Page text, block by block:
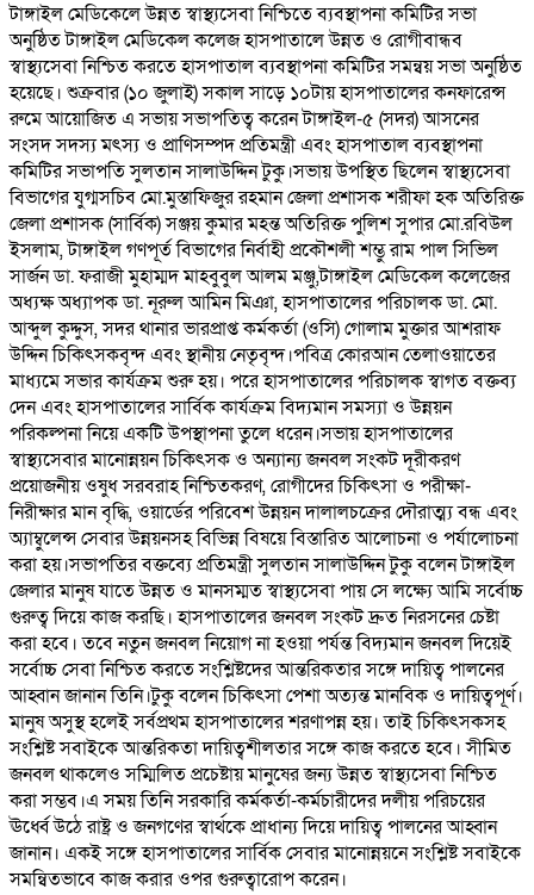
টাঙ্গাইল মেডিকেলে উন্নত স্বাস্থ্যসেবা নিশ্চিতে ব্যবস্থাপনা কমিটির সভা
অনুষ্ঠিত টাঙ্গাইল মেডিকেল কলেজ হাসপাতালে উন্নত ও রোগীবান্ধব
স্বাস্থ্যসেবা নিশ্চিত করতে হাসপাতাল ব্যবস্থাপনা কমিটির সমন্বয় সভা অনুষ্ঠিত
হয়েছে। শুক্রবার (১০ জুলাই) সকাল সাড়ে ১০টায় হাসপাতালের কনফারেন্স
রুমে আয়োজিত এ সভায় সভাপতিত্ব করেন টাঙ্গাইল-৫ (সদর) আসনের
সংসদ সদস্য মৎস্য ও প্রাণিসম্পদ প্রতিমন্ত্রী এবং হাসপাতাল ব্যবস্থাপনা
কমিটির সভাপতি সুলতান সালাউদ্দিন টুকু।সভায় উপস্থিত ছিলেন স্বাস্থ্যসেবা
বিভাগের যুগ্মসচিব মো.মুস্তাফিজুর রহমান জেলা প্রশাসক শরীফা হক অতিরিক্ত
জেলা প্রশাসক (সার্বিক) সঞ্জয় কুমার মহন্ত অতিরিক্ত পুলিশ সুপার মো.রবিউল
ইসলাম, টাঙ্গাইল গণপূর্ত বিভাগের নির্বাহী প্রকৌশলী শম্ভু রাম পাল সিভিল
সার্জন ডা. ফরাজী মুহাম্মদ মাহবুবুল আলম মঞ্জু,টাঙ্গাইল মেডিকেল কলেজের
অধ্যক্ষ অধ্যাপক ডা. নূরুল আমিন মিঞা, হাসপাতালের পরিচালক ডা. মো.
আব্দুল কুদ্দুস, সদর থানার ভারপ্রাপ্ত কর্মকর্তা (ওসি) গোলাম মুক্তার আশরাফ
উদ্দিন চিকিৎসকবৃন্দ এবং স্থানীয় নেতৃবৃন্দ।পবিত্র কোরআন তেলাওয়াতের
মাধ্যমে সভার কার্যক্রম শুরু হয়। পরে হাসপাতালের পরিচালক স্বাগত বক্তব্য
দেন এবং হাসপাতালের সার্বিক কার্যক্রম বিদ্যমান সমস্যা ও উন্নয়ন
পরিকল্পনা নিয়ে একটি উপস্থাপনা তুলে ধরেন।সভায় হাসপাতালের
স্বাস্থ্যসেবার মানোন্নয়ন চিকিৎসক ও অন্যান্য জনবল সংকট দূরীকরণ
প্রয়োজনীয় ওষুধ সরবরাহ নিশ্চিতকরণ, রোগীদের চিকিৎসা ও পরীক্ষা-
নিরীক্ষার মান বৃদ্ধি, ওয়ার্ডের পরিবেশ উন্নয়ন দালালচক্রের দৌরাত্ম্য বন্ধ এবং
অ্যাম্বুলেন্স সেবার উন্নয়নসহ বিভিন্ন বিষয়ে বিস্তারিত আলোচনা ও পর্যালোচনা
করা হয়।সভাপতির বক্তব্যে প্রতিমন্ত্রী সুলতান সালাউদ্দিন টুকু বলেন টাঙ্গাইল
জেলার মানুষ যাতে উন্নত ও মানসম্মত স্বাস্থ্যসেবা পায় সে লক্ষ্যে আমি সর্বোচ্চ
গুরুত্ব দিয়ে কাজ করছি। হাসপাতালের জনবল সংকট দ্রুত নিরসনের চেষ্টা
করা হবে। তবে নতুন জনবল নিয়োগ না হওয়া পর্যন্ত বিদ্যমান জনবল দিয়েই
সর্বোচ্চ সেবা নিশ্চিত করতে সংশ্লিষ্টদের আন্তরিকতার সঙ্গে দায়িত্ব পালনের
আহ্বান জানান তিনি।টুকু বলেন চিকিৎসা পেশা অত্যন্ত মানবিক ও দায়িত্বপূর্ণ।
মানুষ অসুস্থ হলেই সর্বপ্রথম হাসপাতালের শরণাপন্ন হয়। তাই চিকিৎসকসহ
সংশ্লিষ্ট সবাইকে আন্তরিকতা দায়িত্বশীলতার সঙ্গে কাজ করতে হবে। সীমিত
জনবল থাকলেও সম্মিলিত প্রচেষ্টায় মানুষের জন্য উন্নত স্বাস্থ্যসেবা নিশ্চিত
করা সম্ভব।এ সময় তিনি সরকারি কর্মকর্তা-কর্মচারীদের দলীয় পরিচয়ের
ঊর্ধ্বে উঠে রাষ্ট্র ও জনগণের স্বার্থকে প্রাধান্য দিয়ে দায়িত্ব পালনের আহ্বান
জানান। একই সঙ্গে হাসপাতালের সার্বিক সেবার মানোন্নয়নে সংশ্লিষ্ট সবাইকে
সমন্বিতভাবে কাজ করার ওপর গুরুত্বারোপ করেন।